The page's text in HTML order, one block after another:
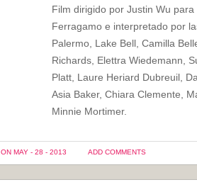
Film dirigido por Justin Wu
Ferragamo e interpretado por
Palermo, Lake Bell, Camilla
Richards, Elettra Wiedemann,
Platt, Laure Heriard Dubreuil,
Asia Baker, Chiara Clemente,
Minnie Mortimer.
ON MAY - 28 - 2013 ADD COMMENTS